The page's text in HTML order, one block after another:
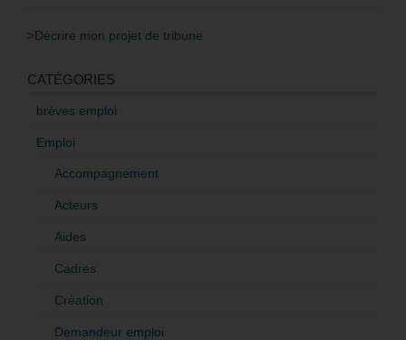
>Décrire mon projet de tribune
CATÉGORIES
brèves emploi
Emploi
Accompagnement
Acteurs
Aides
Cadres
Création
Demandeur emploi